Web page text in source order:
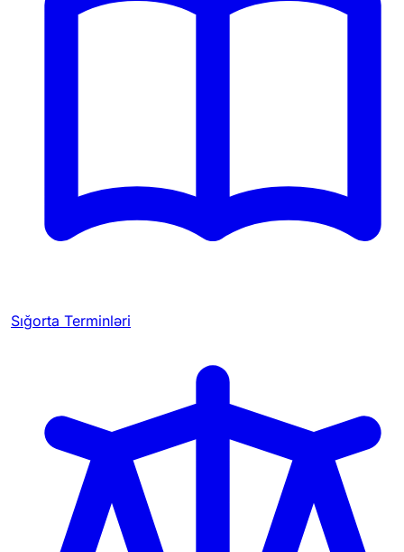
Sığorta Terminləri